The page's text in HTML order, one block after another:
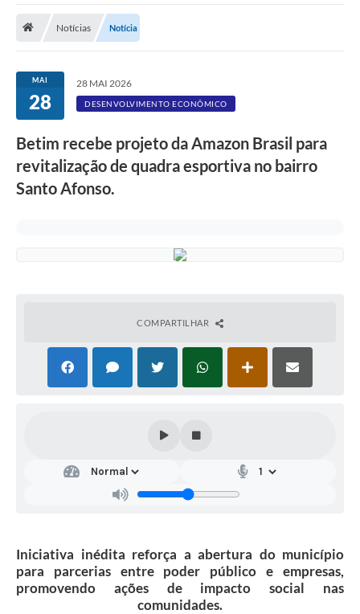
Notícias Notícia
MAI
28
28 MAI 2026
DESENVOLVIMENTO ECONÔMICO
Betim recebe projeto da Amazon Brasil para
revitalização de quadra esportiva no bairro
Santo Afonso.
COMPARTILHAR
Iniciativa inédita reforça a abertura do município
para parcerias entre poder público e empresas,
promovendo ações de impacto social nas
comunidades.